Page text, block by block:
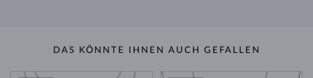
DAS KÖNNTE IHNEN AUCH GEFALLEN